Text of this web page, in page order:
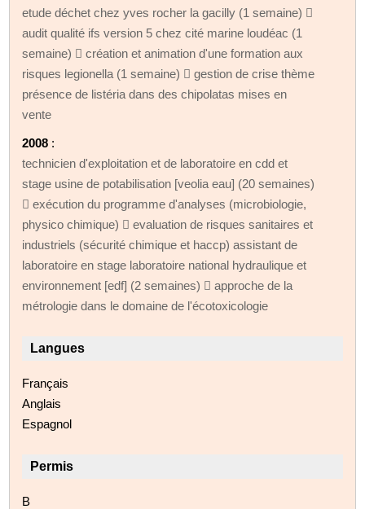
etude déchet chez yves rocher la gacilly (1 semaine) 
audit qualité ifs version 5 chez cité marine loudéac (1
semaine)  création et animation d'une formation aux
risques legionella (1 semaine)  gestion de crise thème
présence de listéria dans des chipolatas mises en
vente
2008 :
technicien d'exploitation et de laboratoire en cdd et
stage usine de potabilisation [veolia eau] (20 semaines)
 exécution du programme d'analyses (microbiologie,
physico chimique)  evaluation de risques sanitaires et
industriels (sécurité chimique et haccp) assistant de
laboratoire en stage laboratoire national hydraulique et
environnement [edf] (2 semaines)  approche de la
métrologie dans le domaine de l'écotoxicologie
Langues
Français
Anglais
Espagnol
Permis
B